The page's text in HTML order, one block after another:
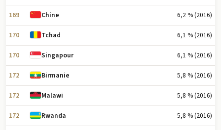
169 Chine 6,2 % (2016)
170 Tchad 6,1 % (2016)
170 Singapour 6,1 % (2016)
172 Birmanie 5,8 % (2016)
172 Malawi 5,8 % (2016)
172 Rwanda 5,8 % (2016)